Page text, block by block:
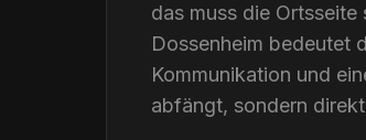
das muss die
Dossenheim bedeutet
Kommunikation und
abfängt, sondern